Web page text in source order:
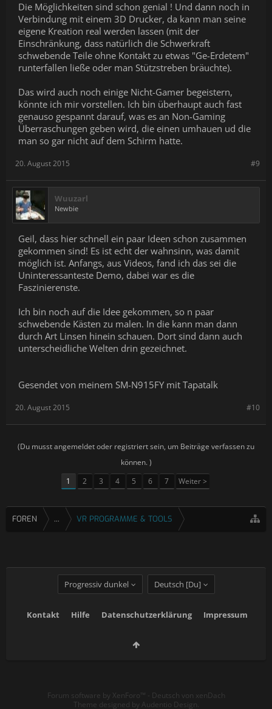
Die Möglichkeiten sind schon genial ! Und dann noch in
Verbindung mit einem 3D Drucker, da kann man seine
eigene Kreation real werden lassen (mit der
Einschränkung, dass natürlich die Schwerkraft
schwebende Teile ohne Kontakt zu etwas "Ge-Erdetem"
runterfallen ließe oder man Stützstreben bräuchte).
Das wird auch noch einige Nicht-Gamer begeistern,
könnte ich mir vorstellen. Ich bin überhaupt auch fast
genauso gespannt darauf, was es an Non-Gaming
Überraschungen geben wird, die einen umhauen ud die
man so gar nicht auf dem Schirm hatte.
#9
20. August 2015
Wuuzarl
Newbie
Geil, dass hier schnell ein paar Ideen schon zusammen
gekommen sind! Es ist echt der wahnsinn, was damit
möglich ist. Anfangs, aus Videos, fand ich das sei die
Uninteressanteste Demo, dabei war es die
Faszinierenste.
Ich bin noch auf die Idee gekommen, so n paar
schwebende Kästen zu malen. In die kann man dann
durch Art Linsen hinein schauen. Dort sind dann auch
unterscheidliche Welten drin gezeichnet.
Gesendet von meinem SM-N915FY mit Tapatalk
#10
20. August 2015
(Du musst angemeldet oder registriert sein, um Beiträge verfassen zu
können. )
1
2 3 4 5 6 7 Weiter >
FOREN ... VR PROGRAMME & TOOLS
Progressiv dunkel Deutsch [Du]
Kontakt Hilfe Datenschutzerklärung Impressum
Forum software by XenForo™ - Deutsch von xenDach
Theme designed by Audentio Design.